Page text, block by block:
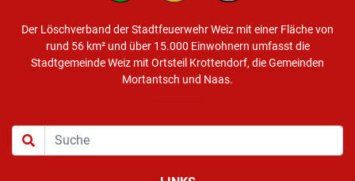
Der Löschverband der Stadtfeuerwehr Weiz mit einer Fläche von
rund 56 km² und über 15.000 Einwohnern umfasst die
Stadtgemeinde Weiz mit Ortsteil Krottendorf, die Gemeinden
Mortantsch und Naas.